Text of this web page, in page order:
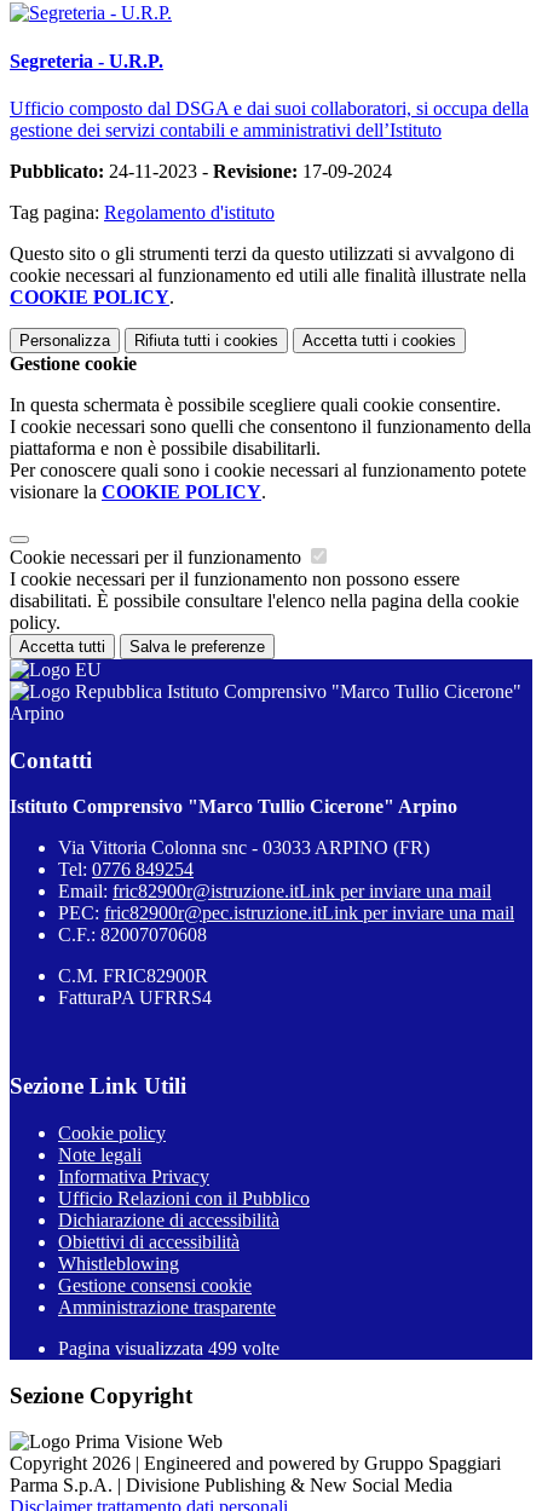
Segreteria - U.R.P.
Ufficio composto dal DSGA e dai suoi collaboratori, si occupa della
gestione dei servizi contabili e amministrativi dell’Istituto
Pubblicato: 24-11-2023 - Revisione: 17-09-2024
Tag pagina: Regolamento d'istituto
Questo sito o gli strumenti terzi da questo utilizzati si avvalgono di
cookie necessari al funzionamento ed utili alle finalità illustrate nella
COOKIE POLICY.
Personalizza Rifiuta tutti i cookies Accetta tutti i cookies
Gestione cookie
In questa schermata è possibile scegliere quali cookie consentire.
I cookie necessari sono quelli che consentono il funzionamento della
piattaforma e non è possibile disabilitarli.
Per conoscere quali sono i cookie necessari al funzionamento potete
visionare la COOKIE POLICY.
Cookie necessari per il funzionamento
I cookie necessari per il funzionamento non possono essere
disabilitati. È possibile consultare l'elenco nella pagina della cookie
policy.
Accetta tutti Salva le preferenze
Istituto Comprensivo "Marco Tullio Cicerone"
Arpino
Contatti
Istituto Comprensivo "Marco Tullio Cicerone" Arpino
Via Vittoria Colonna snc - 03033 ARPINO (FR)
Tel: 0776 849254
Email: fric82900r@istruzione.itLink per inviare una mail
PEC: fric82900r@pec.istruzione.itLink per inviare una mail
C.F.: 82007070608
C.M. FRIC82900R
FatturaPA UFRRS4
Sezione Link Utili
Cookie policy
Note legali
Informativa Privacy
Ufficio Relazioni con il Pubblico
Dichiarazione di accessibilità
Obiettivi di accessibilità
Whistleblowing
Gestione consensi cookie
Amministrazione trasparente
Pagina visualizzata 499 volte
Sezione Copyright
Copyright 2026 | Engineered and powered by Gruppo Spaggiari
Parma S.p.A. | Divisione Publishing & New Social Media